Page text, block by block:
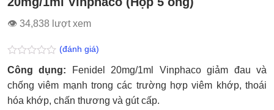
👁 34,838 lượt xem
Được
xếp
hạng
0.0
5
(đánh giá)
Công dụng: Fenidel 20mg/1ml Vinphaco giảm đau và
chống viêm mạnh trong các trường hợp viêm khớp, thoái
hóa khớp, chấn thương và gút cấp.